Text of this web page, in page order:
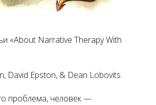
«About Narrative Therapy With
David Epston, & Dean Lobovits
проблема, человек —